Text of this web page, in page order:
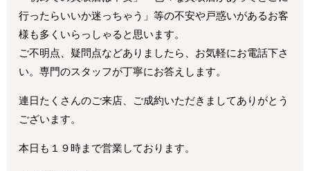
行ったらいいか迷っちゃう」等の不安や戸惑いがあるお客
様も多くいらっしゃると思います。
ご不明点、疑問点などありましたら、お気軽にお電話下さ
い。専門のスタッフが丁寧にお答えします。
連日たくさんのご来店、ご成約いただきましてありがとう
ございます。
本日も１９時まで営業しております。